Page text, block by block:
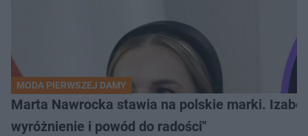
MODA PIERWSZEJ DAMY
Marta Nawrocka stawia na polskie marki.
wyróżnienie i powód do radości"